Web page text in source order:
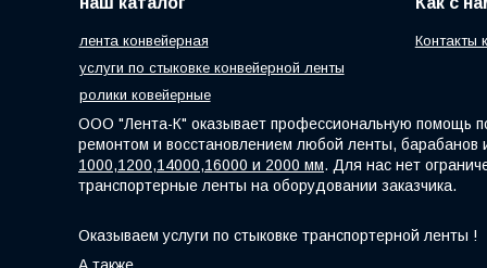
лента конвейерная
услуги по стыковке конвейерной ленты
ролики ковейерные
Контакты
ООО "Лента-К" оказывает профессиональную помощь
ремонтом и восстановлением любой ленты,
1000,1200,14000,16000 и 2000 мм. Для нас нет
транспортерные ленты на оборудовании заказчика.
Оказываем услуги по стыковке транспортерной ленты !